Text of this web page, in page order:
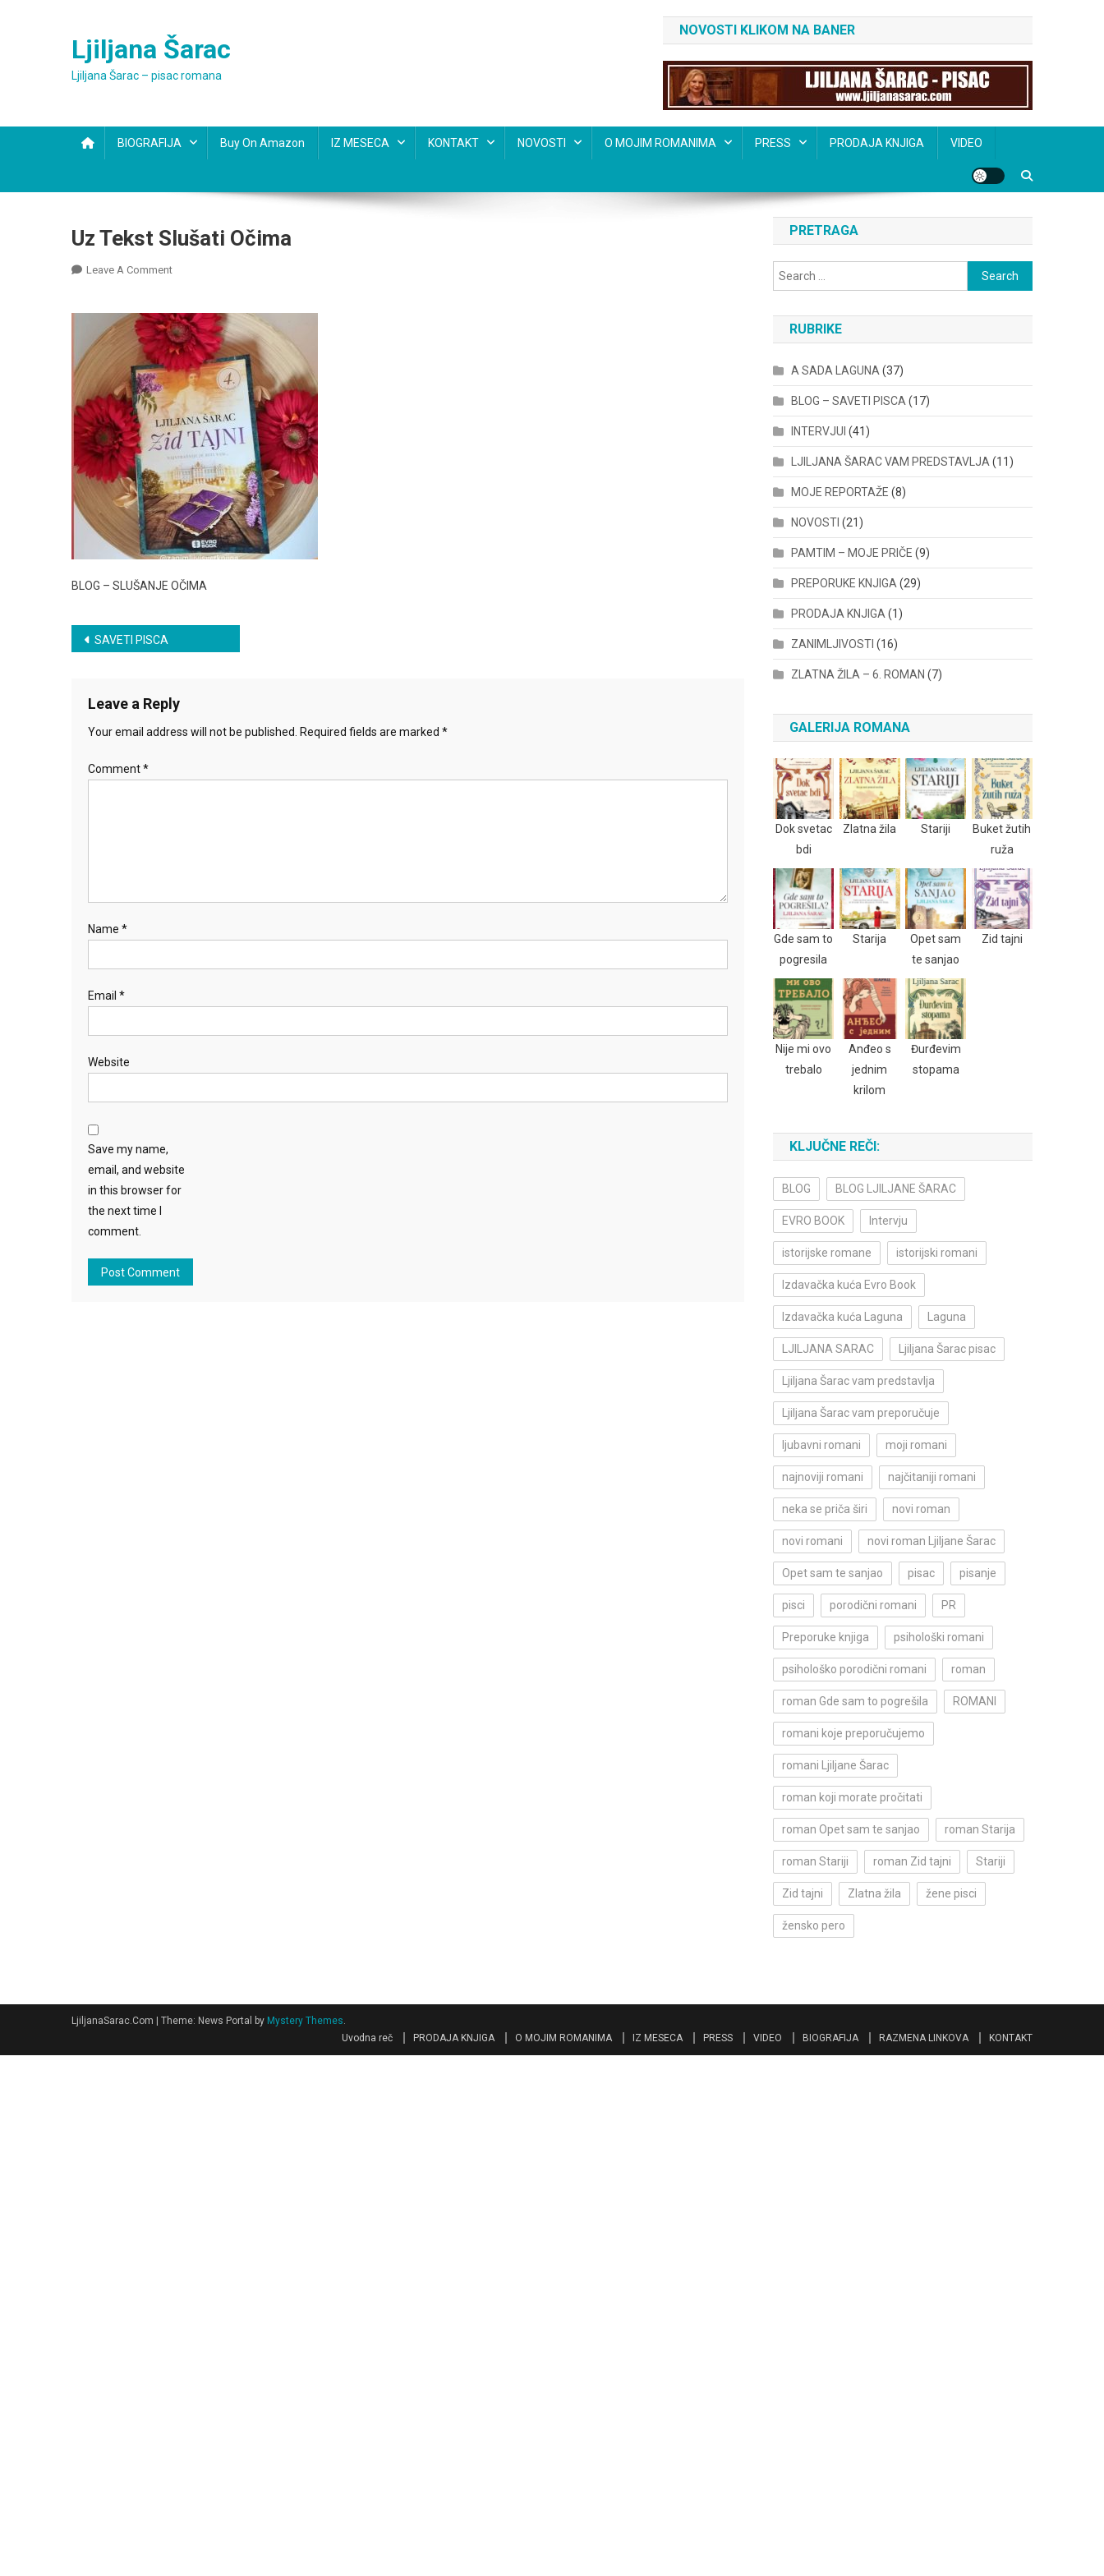
Ljiljana Šarac
Ljiljana Šarac – pisac romana
NOVOSTI KLIKOM NA BANER
BIOGRAFIJA Buy On Amazon IZ MESECA KONTAKT NOVOSTI O MOJIM ROMANIMA PRESS PRODAJA KNJIGA VIDEO
Uz Tekst Slušati Očima
Leave A CommentOn
Slušati
Očima
BLOG – SLUŠANJE OČIMA
Post
SAVETI PISCA
Leave a Reply
Your email address will not be published. Required fields are marked *
Comment*
Name *
Email *
Website
Save my name,
email, and website
in this browser for
the next time I
comment.
PRETRAGA
Search
for:
RUBRIKE
A SADA LAGUNA (37)
BLOG – SAVETI PISCA (17)
INTERVJUI (41)
LJILJANA ŠARAC VAM PREDSTAVLJA (11)
MOJE REPORTAŽE (8)
NOVOSTI (21)
PAMTIM – MOJE PRIČE (9)
PREPORUKE KNJIGA (29)
PRODAJA KNJIGA (1)
ZANIMLJIVOSTI (16)
ZLATNA ŽILA – 6. ROMAN (7)
GALERIJA ROMANA
Dok svetac
bdi
Zlatna žila Stariji
Buket žutih
ruža
Gde sam to
pogresila
Starija
Opet sam
te sanjao
Zid tajni
Nije mi ovo
trebalo
Anđeo s
jednim
krilom
Đurđevim
stopama
KLJUČNE REČI:
BLOG BLOG LJILJANE ŠARAC
EVRO BOOK Intervju
istorijske romane istorijski romani
Izdavačka kuća Evro Book
Izdavačka kuća Laguna Laguna
LJILJANA SARAC Ljiljana Šarac pisac
Ljiljana Šarac vam predstavlja
Ljiljana Šarac vam preporučuje
ljubavni romani moji romani
najnoviji romani najčitaniji romani
neka se priča širi novi roman
novi romani novi roman Ljiljane Šarac
Opet sam te sanjao pisac pisanje
pisci porodični romani PR
Preporuke knjiga psihološki romani
psihološko porodični romani roman
roman Gde sam to pogrešila ROMANI
romani koje preporučujemo
romani Ljiljane Šarac
roman koji morate pročitati
roman Opet sam te sanjao roman Starija
roman Stariji roman Zid tajni Stariji
Zid tajni Zlatna žila žene pisci
žensko pero
LjiljanaSarac.Com Theme: News Portal by Mystery Themes.
Uvodna reč
PRODAJA KNJIGA O MOJIM ROMANIMA IZ MESECA PRESS VIDEO BIOGRAFIJA RAZMENA LINKOVA KONTAKT